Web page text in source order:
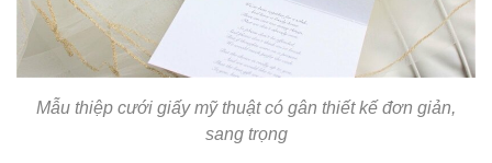
Mẫu thiệp cưới giấy mỹ thuật có gân thiết kế đơn giản,
sang trọng